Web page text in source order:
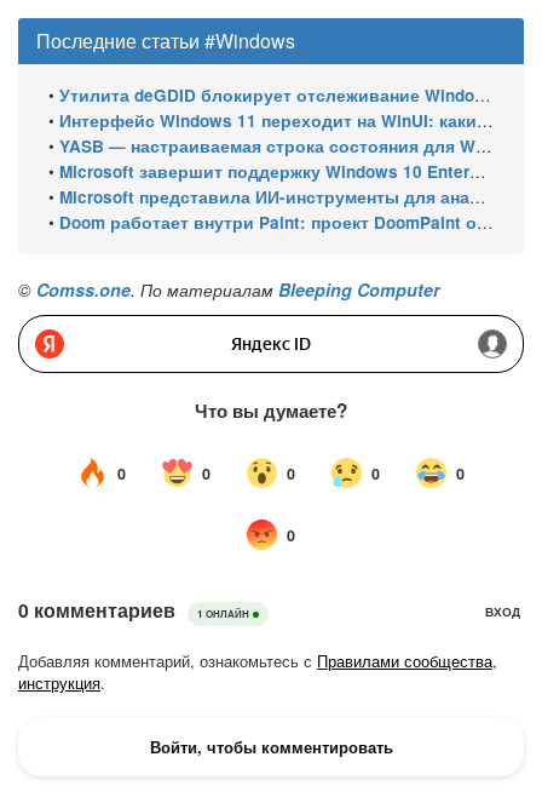
Последние статьи #Windows
• Утилита deGDID блокирует отслеживание Windows по глобальному идентификатору устройства
• Интерфейс Windows 11 переходит на WinUI: какие системные элементы обновит Microsoft
• YASB — настраиваемая строка состояния для Windows с виджетами и поддержкой нескольких мониторов
• Microsoft завершит поддержку Windows 10 Enterprise LTSC 2021 в январе 2027 года. ESU продлят обновления до января 2030 года
• Microsoft представила ИИ-инструменты для анализа производительности Windows: ETW MCP и WPA MCP
• Doom работает внутри Paint: проект DoomPaint от технического директора Microsoft Azure
© Comss.one. По материалам Bleeping Computer